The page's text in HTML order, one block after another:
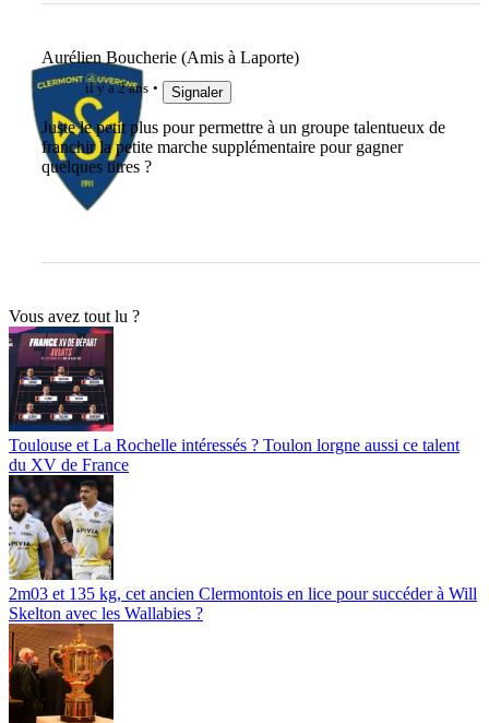
Aurélien Boucherie (Amis à Laporte)
il y a 2 ans Signaler
Juste le petit plus pour permettre à un groupe talentueux de
franchir la petite marche supplémentaire pour gagner
quelques titres ?
Vous avez tout lu ?
Toulouse et La Rochelle intéressés ? Toulon lorgne aussi ce talent
du XV de France
2m03 et 135 kg, cet ancien Clermontois en lice pour succéder à Will
Skelton avec les Wallabies ?